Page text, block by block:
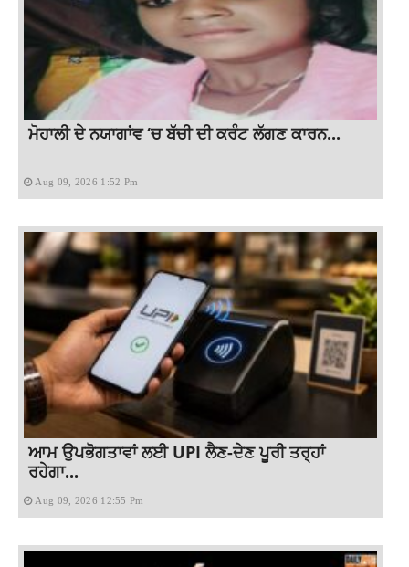
ਮੋਹਾਲੀ ਦੇ ਨਯਾਗਾਂਵ ‘ਚ ਬੱਚੀ ਦੀ ਕਰੰਟ ਲੱਗਣ ਕਾਰਨ...
Aug 09, 2026 1:52 Pm
ਆਮ ਉਪਭੋਗਤਾਵਾਂ ਲਈ UPI ਲੈਣ-ਦੇਣ ਪੂਰੀ ਤਰ੍ਹਾਂ
ਰਹੇਗਾ...
Aug 09, 2026 12:55 Pm